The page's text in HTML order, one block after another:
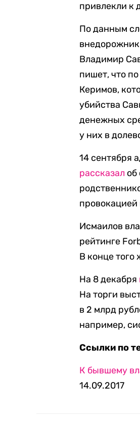
привлекли к
По данным
Владимир
пишет, что
Керимов,
убийства
денежных
у них в
14 сентября
рассказал об
провокацией
Исмаилов
рейтинге
В конце того
На 8 декабря
На торги
в 2 млрд
например,
Ссылки по
К бывшему
14.09.2017